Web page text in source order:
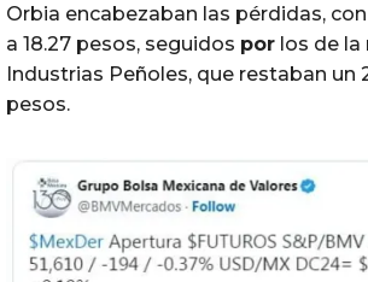
Orbia encabezaban las pérdidas, con
a 18.27 pesos, seguidos por los de
Industrias Peñoles, que restaban un
pesos.